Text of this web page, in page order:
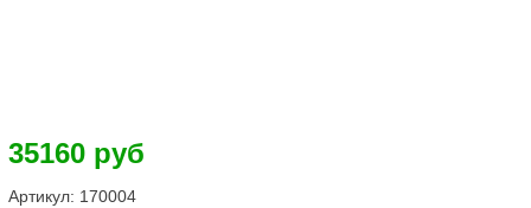
35160 руб
Артикул: 170004